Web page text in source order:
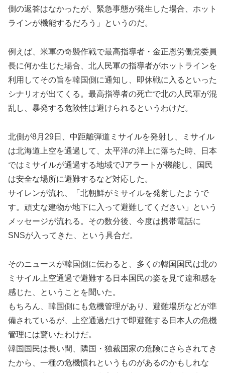
側の返答はなかったが、緊急事態が発生した場合、ホット
ラインが機能するだろう」というのだ。
例えば、米軍の奇襲作戦で最高指導者・金正恩労働党委員
長に何か生じた場合、北人民軍の指導者がホットラインを
利用してその旨を韓国側に通知し、即休戦に入るといった
シナリオが出てくる。最高指導者の死亡で北の人民軍が混
乱し、暴発する危険性は避けられるというわけだ。
北側が8月29日、中距離弾道ミサイルを発射し、ミサイル
は北海道上空を通過して、太平洋の洋上に落ちた時、日本
ではミサイルが通過する地域でJアラートが機能し、国民
は安全な場所に避難するなど対応した。
サイレンが流れ、「北朝鮮がミサイルを発射したようで
す。頑丈な建物か地下に入って避難してください」という
メッセージが流れる。その数分後、今度は携帯電話に
SNSが入ってきた、という具合だ。
そのニュースが韓国側に伝わると、多くの韓国国民は北の
ミサイル上空通過で避難する日本国民の姿を見て違和感を
感じた、ということを聞いた。
もちろん、韓国側にも危機管理があり、避難場所などが準
備されているが、上空通過だけで即避難する日本人の危機
管理には驚いたわけだ。
韓国国民は長い間、隣国・独裁国家の危険にさらされてき
たから、一種の危機慣れというものがあるのかもしれな